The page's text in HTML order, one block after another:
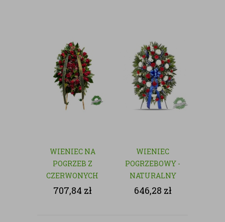
WIENIEC NA
POGRZEB Z
CZERWONYCH
RÓŻ
707,84 zł
WIENIEC
POGRZEBOWY -
NATURALNY
646,28 zł